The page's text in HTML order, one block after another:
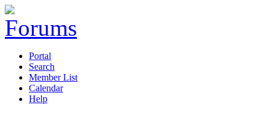
Portal
Search
Member List
Calendar
Help